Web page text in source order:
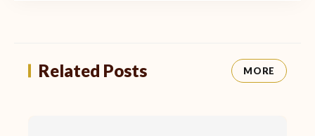
Related Posts MORE